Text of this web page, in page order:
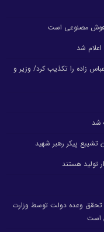
هوش مصنوعی است
زاده را تکذیب کرد/ وزیر و
شد
پیکر رهبر شهید
تولید هستند
تحقق وعده دولت توسط وزارت
است